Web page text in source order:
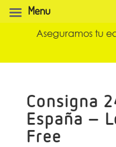
Aseguramos tu
Consigna
España –
Free
Menu